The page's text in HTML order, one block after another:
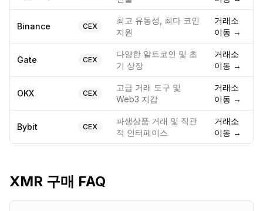
Binance CEX
최고 유동성, 최다 코인
지원
거래소
이동 →
Gate CEX
다양한 알트코인 및 초
기 상장
거래소
이동 →
OKX CEX
고급 거래 도구 및
Web3 지갑
거래소
이동 →
Bybit CEX
파생상품 거래 및 직관
적 인터페이스
거래소
이동 →
XMR 구매 FAQ